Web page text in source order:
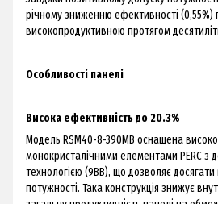
річному зниженню ефективності (0,55%)
високопродуктивною протягом
Особливості панелі
Висока ефективність до 20.3%
Модель RSM40-8-390MB оснащена
монокристалічними елементами PERC з
технологією (9BB), що дозволяє досягати
потужності. Така конструкція знижує